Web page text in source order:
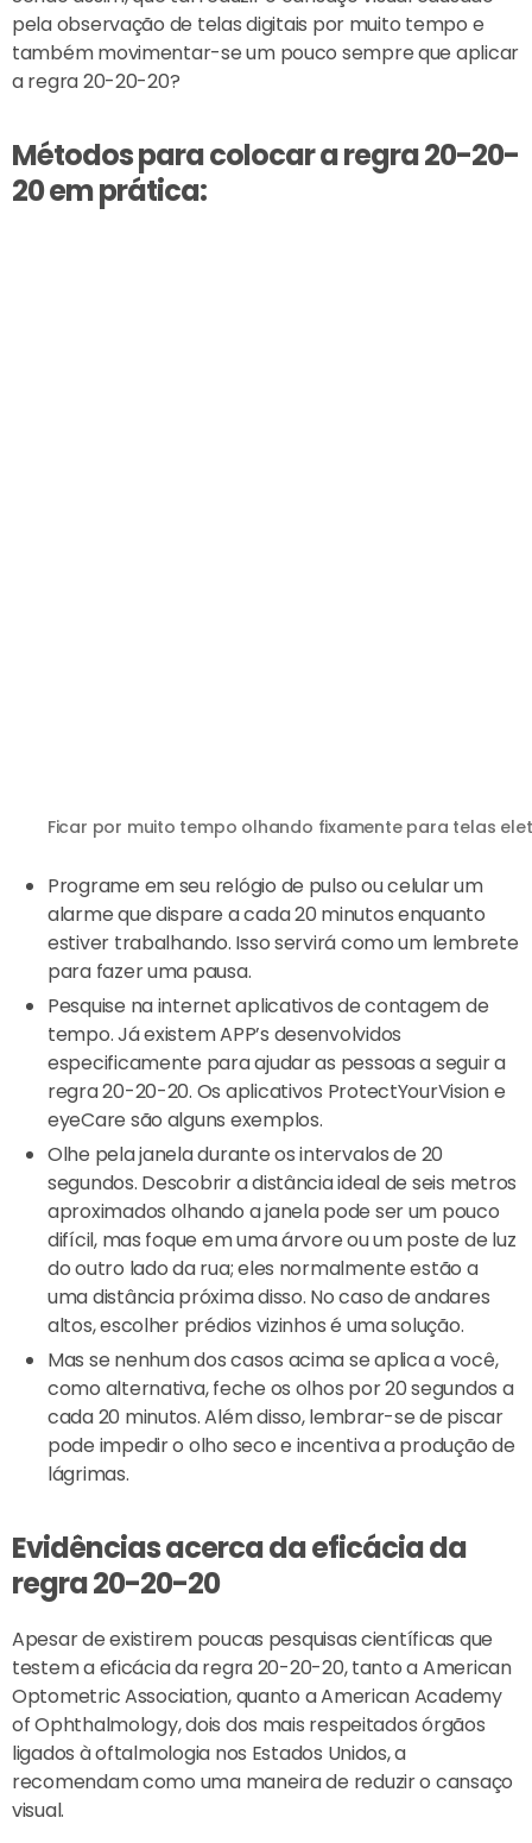
pela observação de telas digitais por muito tempo e
também movimentar-se um pouco sempre que aplicar
a regra 20-20-20?
Métodos para colocar a regra 20-20-
20 em prática:
Ficar por muito tempo olhando fixamente para telas
Programe em seu relógio de pulso ou celular um
alarme que dispare a cada 20 minutos enquanto
estiver trabalhando. Isso servirá como um lembrete
para fazer uma pausa.
Pesquise na internet aplicativos de contagem de
tempo. Já existem APP’s desenvolvidos
especificamente para ajudar as pessoas a seguir a
regra 20-20-20. Os aplicativos ProtectYourVision e
eyeCare são alguns exemplos.
Olhe pela janela durante os intervalos de 20
segundos. Descobrir a distância ideal de seis metros
aproximados olhando a janela pode ser um pouco
difícil, mas foque em uma árvore ou um poste de luz
do outro lado da rua; eles normalmente estão a
uma distância próxima disso. No caso de andares
altos, escolher prédios vizinhos é uma solução.
Mas se nenhum dos casos acima se aplica a você,
como alternativa, feche os olhos por 20 segundos a
cada 20 minutos. Além disso, lembrar-se de piscar
pode impedir o olho seco e incentiva a produção de
lágrimas.
Evidências acerca da eficácia da
regra 20-20-20
Apesar de existirem poucas pesquisas científicas que
testem a eficácia da regra 20-20-20, tanto a American
Optometric Association, quanto a American Academy
of Ophthalmology, dois dos mais respeitados órgãos
ligados à oftalmologia nos Estados Unidos, a
recomendam como uma maneira de reduzir o cansaço
visual.